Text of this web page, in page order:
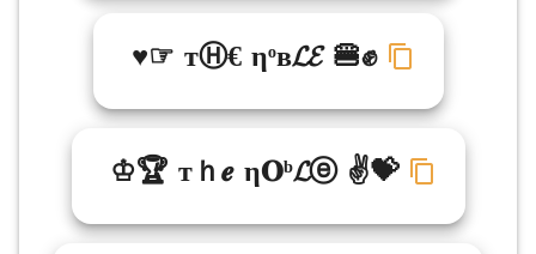
♥☞ тⒽ€ ηᵒв𝓛𝓔 🍔✊
♔🏆 тｈ𝒆 η𝐎ᵇ𝓛ⓔ ✌💝